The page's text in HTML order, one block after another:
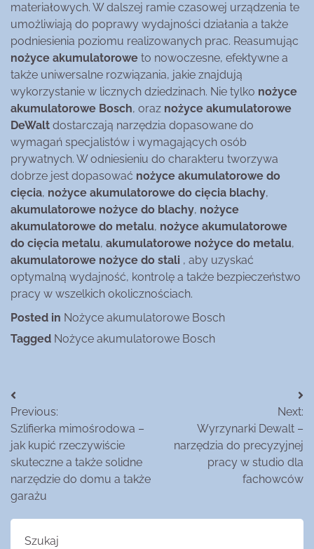
materiałowych. W dalszej ramie czasowej urządzenia te
umożliwiają do poprawy wydajności działania a także
podniesienia poziomu realizowanych prac. Reasumując
nożyce akumulatorowe to nowoczesne, efektywne a
także uniwersalne rozwiązania, jakie znajdują
wykorzystanie w licznych dziedzinach. Nie tylko nożyce
akumulatorowe Bosch, oraz nożyce akumulatorowe
DeWalt dostarczają narzędzia dopasowane do
wymagań specjalistów i wymagających osób
prywatnych. W odniesieniu do charakteru tworzywa
dobrze jest dopasować nożyce akumulatorowe do
cięcia, nożyce akumulatorowe do cięcia blachy,
akumulatorowe nożyce do blachy, nożyce
akumulatorowe do metalu, nożyce akumulatorowe
do cięcia metalu, akumulatorowe nożyce do metalu,
akumulatorowe nożyce do stali , aby uzyskać
optymalną wydajność, kontrolę a także bezpieczeństwo
pracy w wszelkich okolicznościach.
Posted in Nożyce akumulatorowe Bosch
Tagged Nożyce akumulatorowe Bosch
Nawigacja
wpisu
Previous:
Szlifierka mimośrodowa –
jak kupić rzeczywiście
skuteczne a także solidne
narzędzie do domu a także
garażu
Next:
Wyrzynarki Dewalt –
narzędzia do precyzyjnej
pracy w studio dla
fachowców
Szukaj